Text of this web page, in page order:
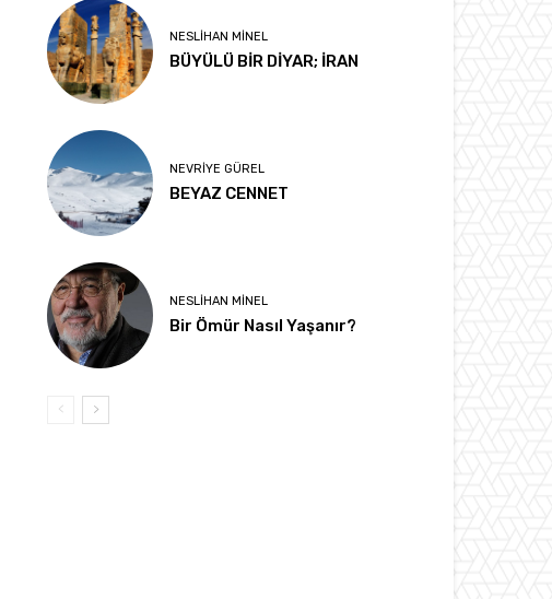
NESLIHAN MINEL
BÜYÜLÜ BİR DİYAR; İRAN
NEVRIYE GÜREL
BEYAZ CENNET
NESLIHAN MINEL
Bir Ömür Nasıl Yaşanır?